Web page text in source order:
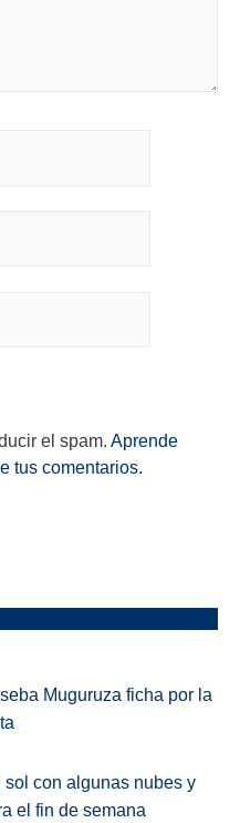
el spam. Aprende
tus comentarios.
Muguruza ficha por la
sol con algunas nubes y
el fin de semana